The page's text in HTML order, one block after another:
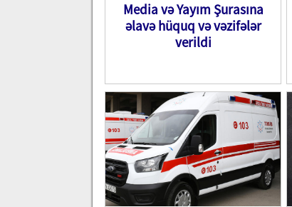
Media və Yayım Şurasına
əlavə hüquq və vəzifələr
verildi